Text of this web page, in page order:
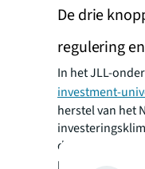
De drie
regulering
In het JLL-
investment-
herstel van het
drie assen
planologie.